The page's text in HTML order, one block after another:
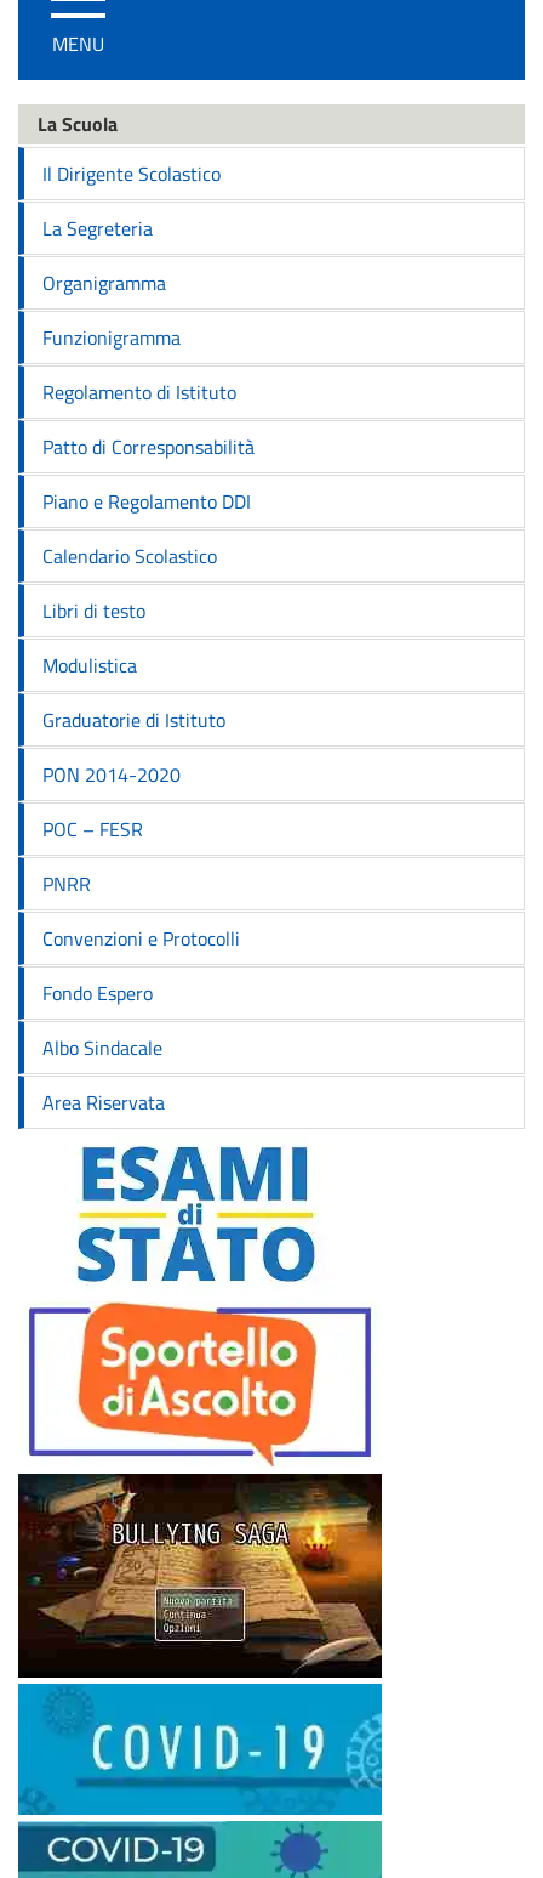
/
disattiva
navigazione
MENU
La Scuola
Il Dirigente Scolastico
La Segreteria
Organigramma
Funzionigramma
Regolamento di Istituto
Patto di Corresponsabilità
Piano e Regolamento DDI
Calendario Scolastico
Libri di testo
Modulistica
Graduatorie di Istituto
PON 2014-2020
POC – FESR
PNRR
Convenzioni e Protocolli
Fondo Espero
Albo Sindacale
Area Riservata